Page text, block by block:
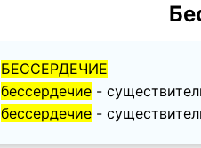
БЕССЕРДЕЧИЕ
бессердечие -
бессердечие -